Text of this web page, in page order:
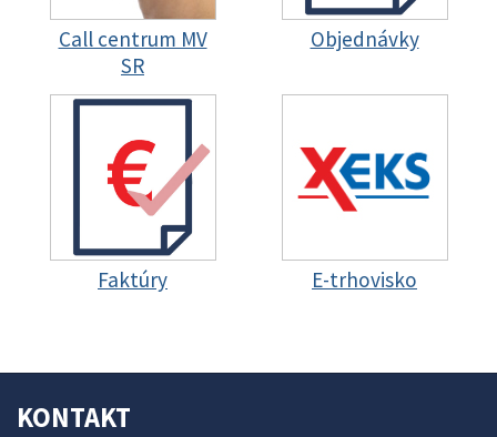
Call centrum MV
SR
Objednávky
Faktúry E-trhovisko
KONTAKT